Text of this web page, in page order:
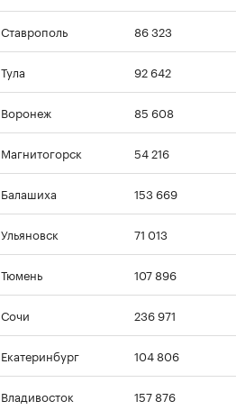
Ставрополь 86 323
Тула 92 642
Воронеж 85 608
Магнитогорск 54 216
Балашиха 153 669
Ульяновск 71 013
Тюмень 107 896
Сочи 236 971
Екатеринбург 104 806
Владивосток 157 876